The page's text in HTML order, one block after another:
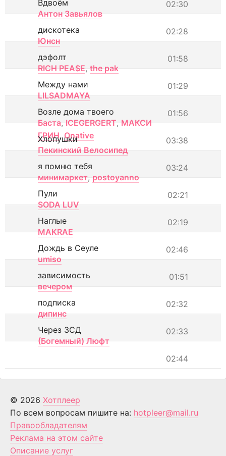
02:30
Вдвоём
Антон Завьялов
02:28
дискотека
Юнсн
01:58
дэфолт
RICH PEA$E, the pak
01:29
Между нами
LILSADMAYA
01:56
Возле дома твоего
Баста, ICEGERGERT, МАКСИ
ГРИН, Onative 03:38
Хлопушки
Пекинский Велосипед
03:24
я помню тебя
минимаркет, postoyanno
02:21
Пули
SODA LUV
02:19
Наглые
MAKRAE
02:46
Дождь в Сеуле
umiso
01:51
зависимость
вечером
02:32
подписка
дипинс
02:33
Через ЗСД
(Богемный) Люфт
02:44
© 2026 Хотплеер
По всем вопросам пишите на: hotpleer@mail.ru
Правообладателям
Реклама на этом сайте
Описание услуг